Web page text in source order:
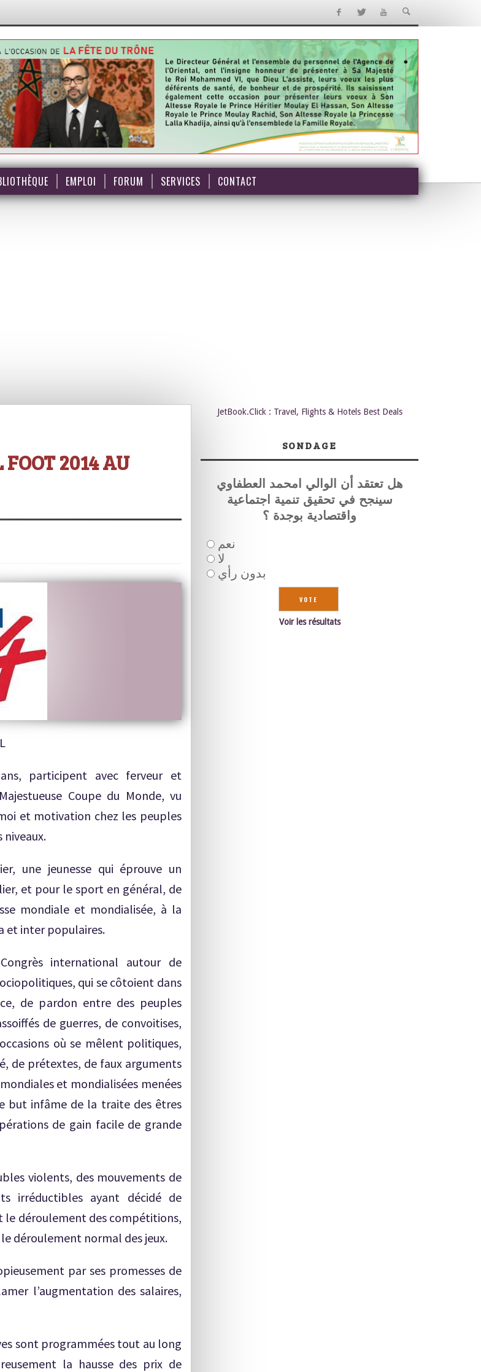
EMPLOI FORUM SERVICES CONTACT
2014 AU
participent avec ferveur et
Coupe du Monde, vu
et motivation chez les peuples
une jeunesse qui éprouve un
et pour le sport en général, de
mondiale et mondialisée, à la
et inter populaires.
international autour de
qui se côtoient dans
de pardon entre des peuples
de guerres, de convoitises,
où se mêlent politiques,
de prétextes, de faux arguments
et mondialisées menées
but infâme de la traite des êtres
de gain facile de grande
violents, des mouvements de
irréductibles ayant décidé de
le déroulement des compétitions,
déroulement normal des jeux.
par ses promesses de
l’augmentation des salaires,
sont programmées tout au long
la hausse des prix de
JetBook.Click : Travel, Flights & Hotels Best Deals
SONDAGE
هل تعتقد أن الوالي امحمد العطفاوي
سينجح في تحقيق تنمية اجتماعية
واقتصادية بوجدة ؟
نعم
لا
بدون رأي
Voir les résultats